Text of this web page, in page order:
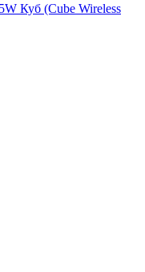
Куб (Cube Wireless